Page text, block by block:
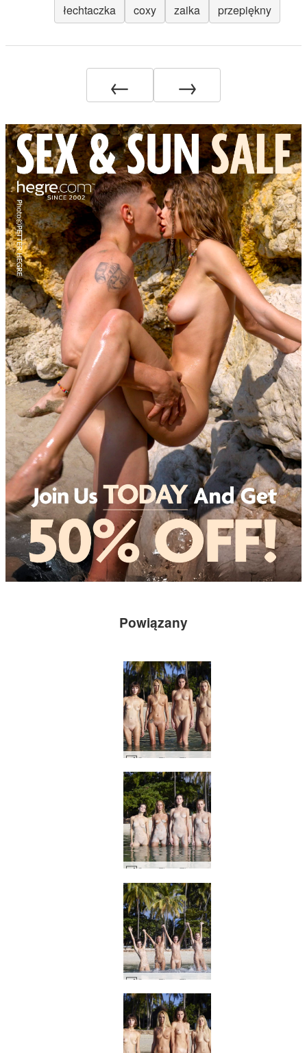
łechtaczka
coxy zaika przepiękny
← →
Powiązany
Coxy Flora Thea Zaika 4 divy #30
Coxy Flora Thea Zaika duży plusk #16
Coxy Flora Thea Zaika duży plusk #32